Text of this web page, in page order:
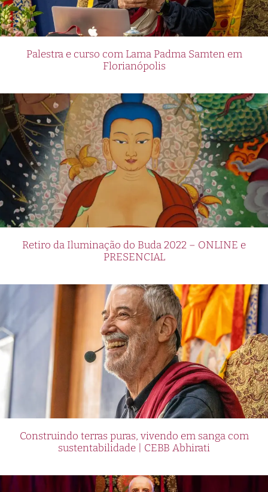
Palestra e curso com Lama Padma Samten em
Florianópolis
Retiro da Iluminação do Buda 2022 – ONLINE e
PRESENCIAL
Construindo terras puras, vivendo em sanga com
sustentabilidade | CEBB Abhirati